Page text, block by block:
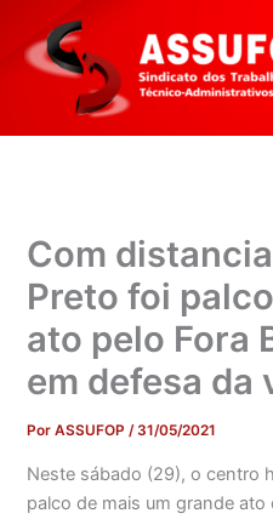
para
conteúdo
Com
Preto foi
ato pelo Fora
em defesa da
PorASSUFOP/ 31/05/2021
Neste sábado (29), o centro
palco de mais um grande